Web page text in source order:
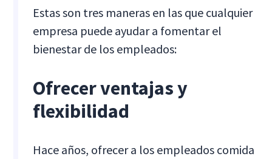
Estas son tres maneras en las que cualquier
empresa puede ayudar a fomentar el
bienestar de los empleados:
Ofrecer ventajas y
flexibilidad
Hace años, ofrecer a los empleados comida